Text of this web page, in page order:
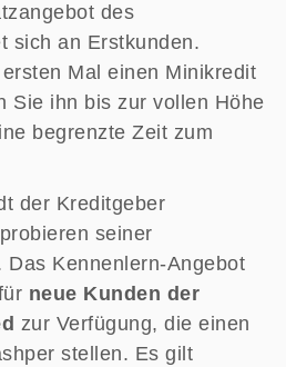
des
sich an Erstkunden.
Mal einen Minikredit
Sie ihn bis zur vollen Höhe
begrenzte Zeit zum
der Kreditgeber
seiner
Das Kennenlern-Angebot
neue Kunden der
zur Verfügung, die einen
stellen. Es gilt